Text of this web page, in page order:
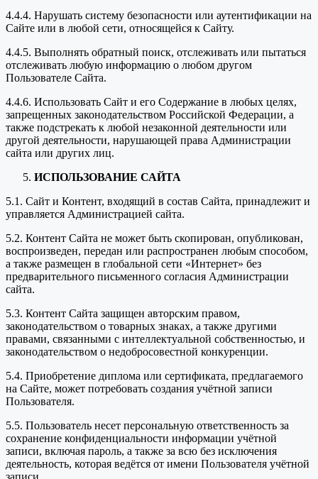
4.4.4. Нарушать систему безопасности или аутентификации на
Сайте или в любой сети, относящейся к Сайту.
4.4.5. Выполнять обратный поиск, отслеживать или пытаться
отслеживать любую информацию о любом другом
Пользователе Сайта.
4.4.6. Использовать Сайт и его Содержание в любых целях,
запрещенных законодательством Российской Федерации, а
также подстрекать к любой незаконной деятельности или
другой деятельности, нарушающей права Администрации
сайта или других лиц.
ИСПОЛЬЗОВАНИЕ САЙТА
5.1. Сайт и Контент, входящий в состав Сайта, принадлежит и
управляется Администрацией сайта.
5.2. Контент Сайта не может быть скопирован, опубликован,
воспроизведен, передан или распространен любым способом,
а также размещен в глобальной сети «Интернет» без
предварительного письменного согласия Администрации
сайта.
5.3. Контент Сайта защищен авторским правом,
законодательством о товарных знаках, а также другими
правами, связанными с интеллектуальной собственностью, и
законодательством о недобросовестной конкуренции.
5.4. Приобретение диплома или сертификата, предлагаемого
на Сайте, может потребовать создания учётной записи
Пользователя.
5.5. Пользователь несет персональную ответственность за
сохранение конфиденциальности информации учётной
записи, включая пароль, а также за всю без исключения
деятельность, которая ведётся от имени Пользователя учётной
записи.